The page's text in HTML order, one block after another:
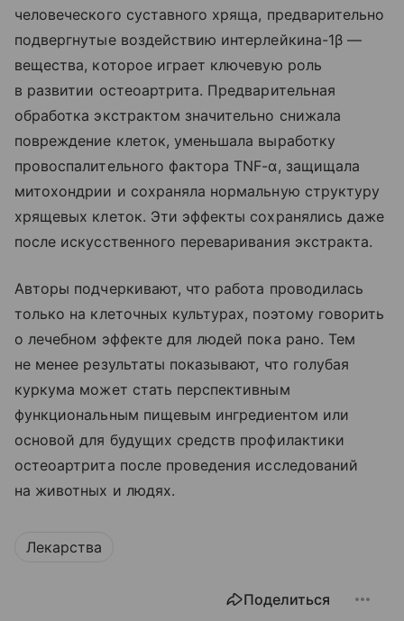
человеческого суставного хряща, предварительно
подвергнутые воздействию интерлейкина-1β —
вещества, которое играет ключевую роль
в развитии остеоартрита. Предварительная
обработка экстрактом значительно снижала
повреждение клеток, уменьшала выработку
провоспалительного фактора TNF-α, защищала
митохондрии и сохраняла нормальную структуру
хрящевых клеток. Эти эффекты сохранялись даже
после искусственного переваривания экстракта.
Авторы подчеркивают, что работа проводилась
только на клеточных культурах, поэтому говорить
о лечебном эффекте для людей пока рано. Тем
не менее результаты показывают, что голубая
куркума может стать перспективным
функциональным пищевым ингредиентом или
основой для будущих средств профилактики
остеоартрита после проведения исследований
на животных и людях.
Лекарства
Поделиться